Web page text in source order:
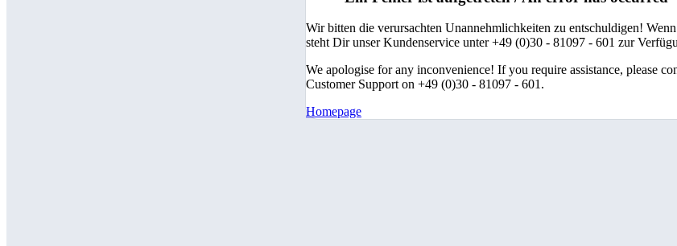
Wir bitten die verursachten Unannehmlichkeiten zu entschuldigen!
steht Dir unser Kundenservice unter +49 (0)30 - 81097 - 601 zur
We apologise for any inconvenience! If you require assistance, please
Customer Support on +49 (0)30 - 81097 - 601.
Homepage